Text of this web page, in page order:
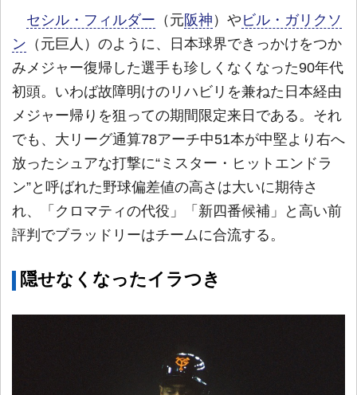
セシル・フィルダー （元阪神 ）や ビル・ガリクソ
ン （元巨人）のように、日本球界できっかけをつか
みメジャー復帰した選手も珍しくなくなった90年代
初頭。いわば故障明けのリハビリを兼ねた日本経由
メジャー帰りを狙っての期間限定来日である。それ
でも、大リーグ通算78アーチ中51本が中堅より右へ
放ったシュアな打撃に“ミスター・ヒットエンドラ
ン”と呼ばれた野球偏差値の高さは大いに期待さ
れ、「クロマティの代役」「新四番候補」と高い前
評判でブラッドリーはチームに合流する。
隠せなくなったイラつき